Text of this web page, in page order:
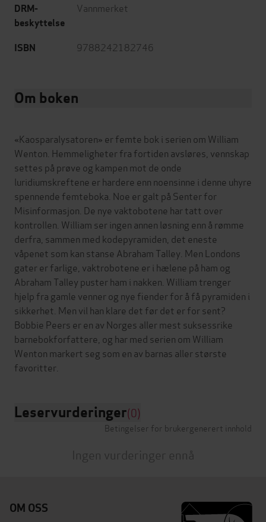
DRM-
beskyttelse
Vannmerket
ISBN 9788242182746
Om boken
«Kaosparalysatoren» er femte bok i serien om William
Wenton. Hemmeligheter fra fortiden avsløres, vennskap
settes på prøve og kampen mot de onde
luridiumskreftene er hardere enn noensinne i denne uhyre
spennende femteboka. Noe er galt på Senter for
Misinformasjon. De nye vaktobotene har tatt over
kontrollen. William ser ingen annen løsning enn å rømme
derfra, sammen med kodepyramiden, det eneste
våpenet som kan stanse Abraham Talley. Men Londons
gater er farlige, vaktrobotene er i hælene på ham og
Abraham Talley puster ham i nakken. William trenger
hjelp fra gamle venner og nye fiender for å få pyramiden i
sikkerhet. Men vil han klare det før det er for sent?
Bobbie Peers er en av Norges aller mest suksessrike
barnebokforfattere, og har med serien om William
Wenton markert seg som en av barnas aller største
Leservurderinger(0)
Betingelser for brukergenerert innhold
Ingen vurderinger ennå
OM OSS